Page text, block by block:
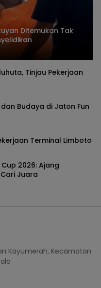
Ditemukan Tak
Tinjau Pekerjaan
dan Budaya di Jaton Fun
Terminal Limboto
2026: Ajang
Juara
Kayumerah, Kecamatan